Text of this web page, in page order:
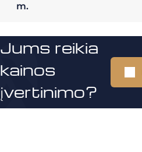
m.
Jums reikia
kainos
įvertinimo?